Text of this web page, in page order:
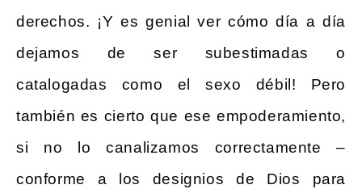
derechos. ¡Y es genial ver cómo día a día
dejamos de ser subestimadas o
catalogadas como el sexo débil! Pero
también es cierto que ese empoderamiento,
si no lo canalizamos correctamente –
conforme a los designios de Dios para